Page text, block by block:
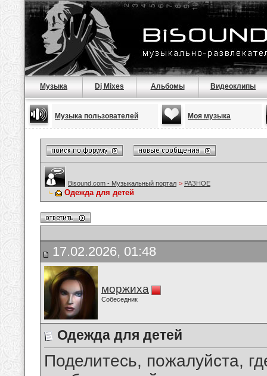
Музыка Dj Mixes Альбомы Видеоклипы
Музыка пользователей Моя музыка
Bisound.com - Музыкальный портал > РАЗНОЕ
Одежда для детей
17.02.2026, 01:48
моржиха
Собеседник
Одежда для детей
Поделитесь, пожалуйста,